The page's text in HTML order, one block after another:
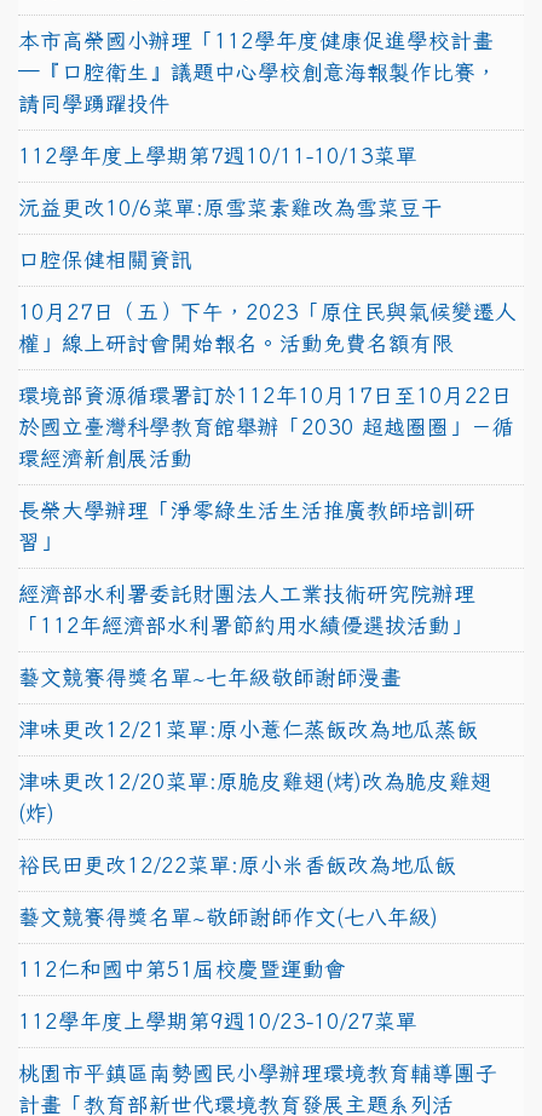
本市高榮國小辦理「112學年度健康促進學校計畫
─『口腔衛生』議題中心學校創意海報製作比賽，
請同學踴躍投件
112學年度上學期第7週10/11-10/13菜單
沅益更改10/6菜單:原雪菜素雞改為雪菜豆干
口腔保健相關資訊
10月27日（五）下午，2023「原住民與氣候變遷人
權」線上研討會開始報名。活動免費名額有限
環境部資源循環署訂於112年10月17日至10月22日
於國立臺灣科學教育館舉辦「2030 超越圈圈」－循
環經濟新創展活動
長榮大學辦理「淨零綠生活生活推廣教師培訓研
習」
經濟部水利署委託財團法人工業技術研究院辦理
「112年經濟部水利署節約用水績優選拔活動」
藝文競賽得獎名單~七年級敬師謝師漫畫
津味更改12/21菜單:原小薏仁蒸飯改為地瓜蒸飯
津味更改12/20菜單:原脆皮雞翅(烤)改為脆皮雞翅
(炸)
裕民田更改12/22菜單:原小米香飯改為地瓜飯
藝文競賽得獎名單~敬師謝師作文(七八年級)
112仁和國中第51屆校慶暨運動會
112學年度上學期第9週10/23-10/27菜單
桃園市平鎮區南勢國民小學辦理環境教育輔導團子
計畫「教育部新世代環境教育發展主題系列活